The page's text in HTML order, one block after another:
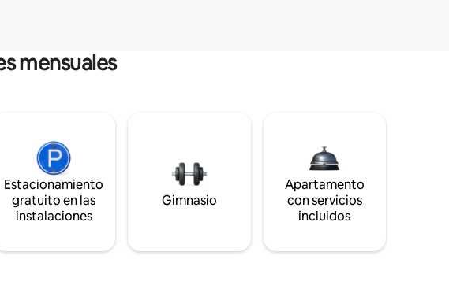
mensuales
Estacionamiento
gratuito en las
instalaciones
Gimnasio
Apartamento
con servicios
incluidos